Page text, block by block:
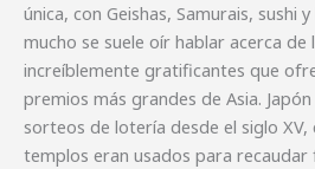
única, con Geishas, Samurais, sushi
mucho se suele oír hablar acerca
increíblemente gratificantes que
premios más grandes de Asia.
sorteos de lotería desde el siglo
templos eran usados para